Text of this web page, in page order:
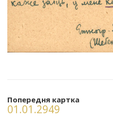
Попередня картка
01.01.2949